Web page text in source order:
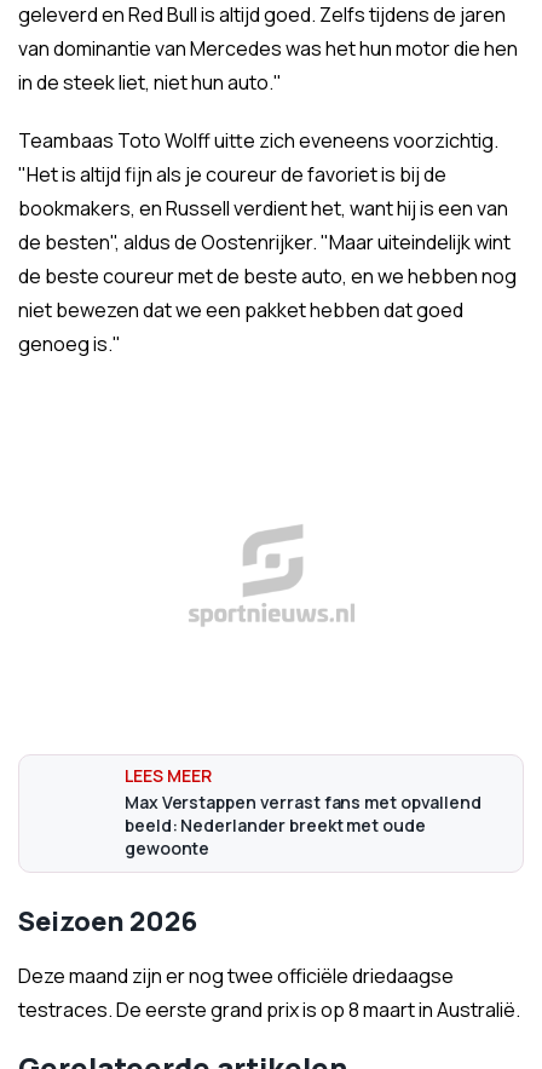
geleverd en Red Bull is altijd goed. Zelfs tijdens de jaren
van dominantie van Mercedes was het hun motor die hen
in de steek liet, niet hun auto."
Teambaas Toto Wolff uitte zich eveneens voorzichtig.
"Het is altijd fijn als je coureur de favoriet is bij de
bookmakers, en Russell verdient het, want hij is een van
de besten", aldus de Oostenrijker. "Maar uiteindelijk wint
de beste coureur met de beste auto, en we hebben nog
niet bewezen dat we een pakket hebben dat goed
genoeg is."
Max Verstappen verrast fans met opvallend
beeld: Nederlander breekt met oude
gewoonte
Seizoen 2026
Deze maand zijn er nog twee officiële driedaagse
testraces. De eerste grand prix is op 8 maart in Australië.